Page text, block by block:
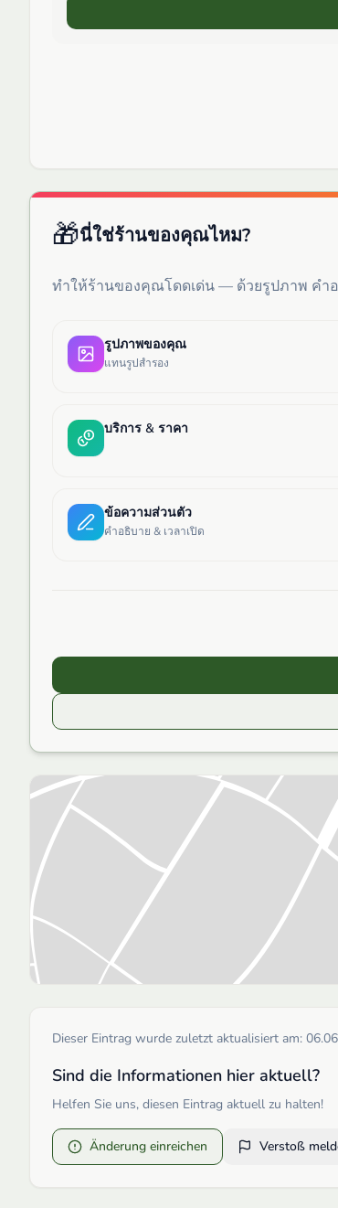
🎁นี่ใช่ร้านของคุณไหม?
ทำให้ร้านของคุณโดดเด่น — ด้วยรูปภาพ คำ
รูปภาพของคุณ
แทนรูปสำรอง
บริการ & ราคา
ข้อความส่วนตัว
คำอธิบาย & เวลาเปิด
Dieser Eintrag wurde zuletzt aktualisiert am:
Sind die Informationen hier aktuell?
Helfen Sie uns, diesen Eintrag aktuell zu halten!
Änderung einreichen Verstoß